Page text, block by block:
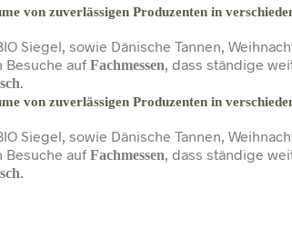
von zuverlässigen Produzenten in
Siegel, sowie Dänische Tannen,
Besuche auf Fachmessen, dass ständige
.
von zuverlässigen Produzenten in
Siegel, sowie Dänische Tannen,
Besuche auf Fachmessen, dass ständige
.